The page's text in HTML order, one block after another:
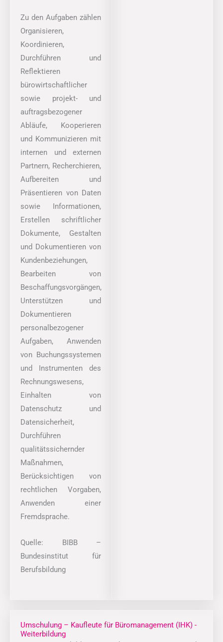
Zu den Aufgaben zählen
Organisieren,
Koordinieren,
Durchführen und
Reflektieren
bürowirtschaftlicher
sowie projekt- und
auftragsbezogener
Abläufe, Kooperieren
und Kommunizieren mit
internen und externen
Partnern, Recherchieren,
Aufbereiten und
Präsentieren von Daten
sowie Informationen,
Erstellen schriftlicher
Dokumente, Gestalten
und Dokumentieren von
Kundenbeziehungen,
Bearbeiten von
Beschaffungsvorgängen,
Unterstützen und
Dokumentieren
personalbezogener
Aufgaben, Anwenden
von Buchungssystemen
und Instrumenten des
Rechnungswesens,
Einhalten von
Datenschutz und
Datensicherheit,
Durchführen
qualitätssichernder
Maßnahmen,
Berücksichtigen von
rechtlichen Vorgaben,
Anwenden einer
Fremdsprache.
Quelle: BIBB –
Bundesinstitut für
Berufsbildung
Umschulung – Kaufleute für Büromanagement (IHK) -
Weiterbildung